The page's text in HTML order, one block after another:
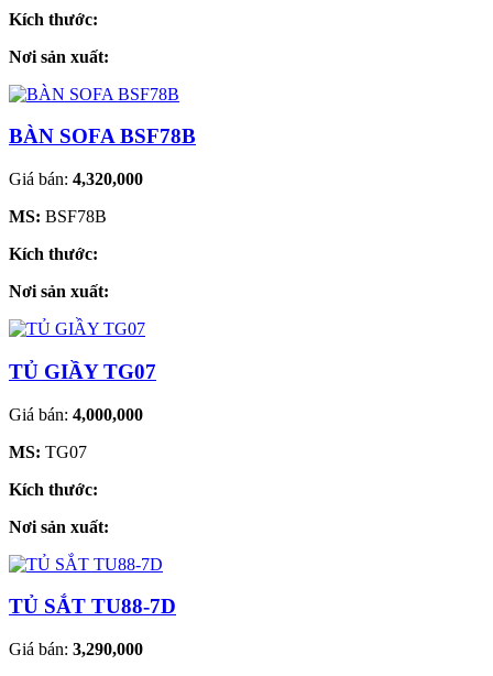
Kích thước:
Nơi sản xuất:
BÀN SOFA BSF78B
Giá bán: 4,320,000
MS: BSF78B
Kích thước:
Nơi sản xuất:
TỦ GIẦY TG07
Giá bán: 4,000,000
MS: TG07
Kích thước:
Nơi sản xuất:
TỦ SẮT TU88-7D
Giá bán: 3,290,000